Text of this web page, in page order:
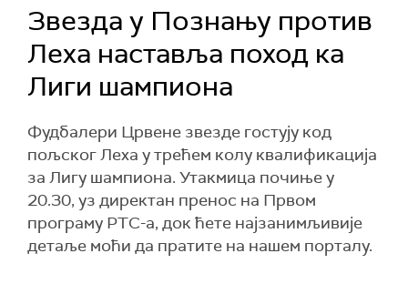
Звезда у Познању против
Леха наставља поход ка
Лиги шампиона
Фудбалери Црвене звезде гостују код
пољског Леха у трећем колу квалификација
за Лигу шампиона. Утакмица почиње у
20.30, уз директан пренос на Првом
програму РТС-а, док ћете најзанимљивије
детаље моћи да пратите на нашем порталу.